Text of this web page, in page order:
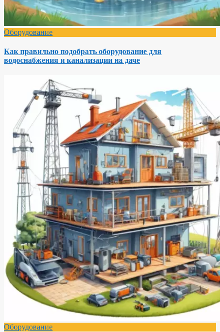
Оборудование
Как правильно подобрать оборудование для
водоснабжения и канализации на даче
Оборудование